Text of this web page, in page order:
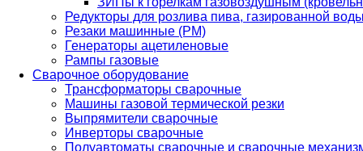
Редукторы для розлива пива, газированной
Резаки машинные (РМ)
Генераторы ацетиленовые
Рампы газовые
Сварочное оборудование
Трансформаторы сварочные
Машины газовой термической резки
Выпрямители сварочные
Инверторы сварочные
Полуавтоматы сварочные и сварочные